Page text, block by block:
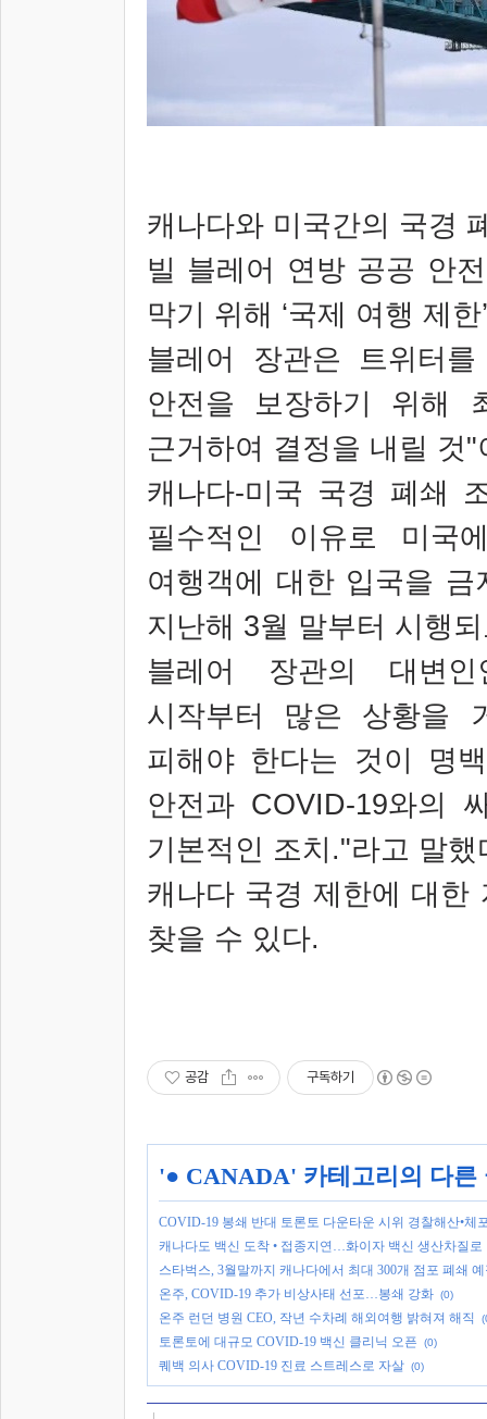
캐나다와 미국간의 국경
빌 블레어 연방 공공 안
막기 위해 ‘국제 여행 제한
블레어 장관은 트위터
안전을 보장하기 위해
근거하여 결정을 내릴 것"
캐나다-미국 국경 폐쇄
필수적인 이유로 미국
여행객에 대한 입국을 금
지난해 3월 말부터 시행
블레어 장관의 대변
시작부터 많은 상황을
피해야 한다는 것이 명
안전과 COVID-19와의
기본적인 조치."라고 말했
캐나다 국경 제한에 대한
찾을 수 있다.
공감 구독하기
'● CANADA' 카테고리의 다른
COVID-19 봉쇄 반대 토론토 다운타운 시위 경찰해산•체
캐나다도 백신 도착 • 접종지연…화이자 백신 생산차질로
스타벅스, 3월말까지 캐나다에서 최대 300개 점포 폐쇄
온주, COVID-19 추가 비상사태 선포…봉쇄 강화 (0)
온주 런던 병원 CEO, 작년 수차례 해외여행 밝혀져 해직
토론토에 대규모 COVID-19 백신 클리닉 오픈 (0)
퀘백 의사 COVID-19 진료 스트레스로 자살 (0)